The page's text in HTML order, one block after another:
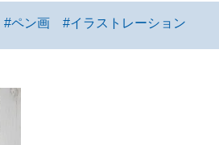
#ペン画 #イラストレーション